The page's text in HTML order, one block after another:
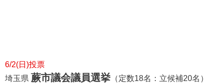
6/2(日)投票
埼玉県 蕨市議会議員選挙 （定数18名：立候補20名）